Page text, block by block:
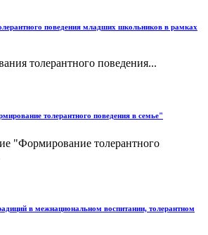
поведения младших школьников в рамках
толерантного поведения...
толерантного поведения в семье"
"Формирование толерантного
в межнациональном воспитании, толерантном